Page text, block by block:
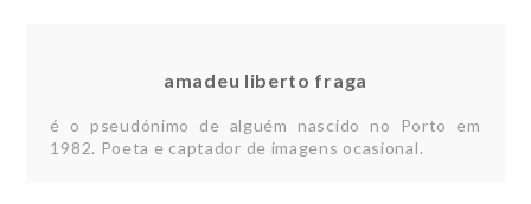
amadeu liberto fraga
é o pseudónimo de alguém nascido no Porto em
1982. Poeta e captador de imagens ocasional.